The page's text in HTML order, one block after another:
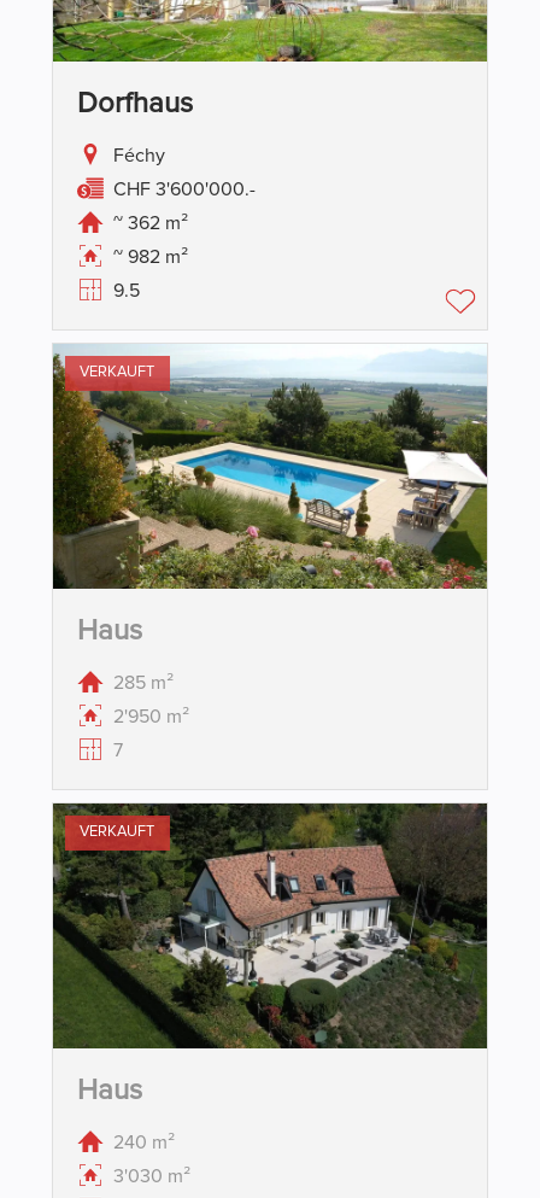
Dorfhaus
Féchy
CHF 3'600'000.-
~ 362 m²
~ 982 m²
9.5
VERKAUFT
Haus
285 m²
2'950 m²
7
VERKAUFT
Haus
240 m²
3'030 m²